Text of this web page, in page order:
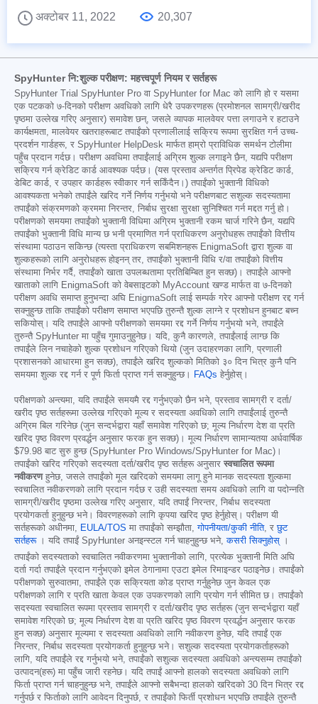
अक्टोबर 11, 2022
20,307
SpyHunter नि:शुल्क परीक्षण: महत्त्वपूर्ण नियम र सर्तहरू
SpyHunter Trial SpyHunter Pro वा SpyHunter for Mac को लागि हो र यसमा
एक पटकको ७-दिनको परीक्षण अवधिको लागि धेरै उपकरणहरू (प्रमोशनल सामग्री/खरीद
पृष्ठमा उल्लेख गरिए अनुसार) समावेश छन्, जसले व्यापक मालवेयर पत्ता लगाउने र हटाउने
कार्यक्षमता, मालवेयर खतराहरूबाट तपाईंको प्रणालीलाई सक्रिय रूपमा सुरक्षित गर्न उच्च-
प्रदर्शन गार्डहरू, र SpyHunter HelpDesk मार्फत हाम्रो प्राविधिक समर्थन टोलीमा
पहुँच प्रदान गर्दछ। परीक्षण अवधिमा तपाईंलाई अग्रिम शुल्क लगाइने छैन, यद्यपि परीक्षण
सक्रिय गर्न क्रेडिट कार्ड आवश्यक पर्दछ। (यस प्रस्ताव अन्तर्गत प्रिपेड क्रेडिट कार्ड,
डेबिट कार्ड, र उपहार कार्डहरू स्वीकार गर्न सकिँदैन।) तपाईंको भुक्तानी विधिको
आवश्यकता भनेको तपाईंले खरिद गर्ने निर्णय गर्नुभयो भने परीक्षणबाट सशुल्क सदस्यतामा
तपाईंको संक्रमणको क्रममा निरन्तर, निर्बाध सुरक्षा सुरक्षा सुनिश्चित गर्न मद्दत गर्नु हो।
परीक्षणको समयमा तपाईंको भुक्तानी विधिमा अग्रिम भुक्तानी रकम चार्ज गरिने छैन, यद्यपि
तपाईंको भुक्तानी विधि मान्य छ भनी प्रमाणित गर्न प्राधिकरण अनुरोधहरू तपाईंको वित्तीय
संस्थामा पठाउन सकिन्छ (त्यस्ता प्राधिकरण सबमिशनहरू EnigmaSoft द्वारा शुल्क वा
शुल्कहरूको लागि अनुरोधहरू होइनन् तर, तपाईंको भुक्तानी विधि र/वा तपाईंको वित्तीय
संस्थामा निर्भर गर्दै, तपाईंको खाता उपलब्धतामा प्रतिबिम्बित हुन सक्छ)। तपाईंले आफ्नो
खाताको लागि EnigmaSoft को वेबसाइटको MyAccount खण्ड मार्फत वा ७-दिनको
परीक्षण अवधि समाप्त हुनुभन्दा अघि EnigmaSoft लाई सम्पर्क गरेर आफ्नो परीक्षण रद्द गर्न
सक्नुहुन्छ ताकि तपाईंको परीक्षण समाप्त भएपछि तुरुन्तै शुल्क लाग्ने र प्रशोधन हुनबाट बच्न
सकियोस्। यदि तपाईंले आफ्नो परीक्षणको समयमा रद्द गर्ने निर्णय गर्नुभयो भने, तपाईंले
तुरुन्तै SpyHunter मा पहुँच गुमाउनुहुनेछ। यदि, कुनै कारणले, तपाईंलाई लाग्छ कि
तपाईंले लिन नचाहेको शुल्क प्रशोधन गरिएको थियो (जुन उदाहरणका लागि, प्रणाली
प्रशासनको आधारमा हुन सक्छ), तपाईंले खरिद शुल्कको मितिको ३० दिन भित्र कुनै पनि
समयमा शुल्क रद्द गर्न र पूर्ण फिर्ता प्राप्त गर्न सक्नुहुन्छ।
FAQs हेर्नुहोस्।
परीक्षणको अन्त्यमा, यदि तपाईंले समयमै रद्द गर्नुभएको छैन भने, प्रस्ताव सामग्री र दर्ता/
खरीद पृष्ठ सर्तहरूमा उल्लेख गरिएको मूल्य र सदस्यता अवधिको लागि तपाईंलाई तुरुन्तै
अग्रिम बिल गरिनेछ (जुन सन्दर्भद्वारा यहाँ समावेश गरिएको छ; मूल्य निर्धारण देश वा प्रति
खरिद पृष्ठ विवरण प्रवर्द्धन अनुसार फरक हुन सक्छ)। मूल्य निर्धारण सामान्यतया अर्धवार्षिक
$79.98 बाट सुरु हुन्छ (SpyHunter Pro Windows/SpyHunter for Mac)।
तपाईंको खरिद गरिएको सदस्यता दर्ता/खरीद पृष्ठ सर्तहरू अनुसार स्वचालित रूपमा
नवीकरणहुनेछ, जसले तपाईंको मूल खरिदको समयमा लागू हुने मानक सदस्यता शुल्कमा
स्वचालित नवीकरणको लागि प्रदान गर्दछ र उही सदस्यता समय अवधिको लागि वा पदोन्नति
सामग्री/खरीद पृष्ठमा उल्लेख गरिए अनुसार, यदि तपाईं निरन्तर, निर्बाध सदस्यता
प्रयोगकर्ता हुनुहुन्छ भने। विवरणहरूको लागि कृपया खरिद पृष्ठ हेर्नुहोस्। परीक्षण यी
सर्तहरूको अधीनमा, EULA/TOS मा तपाईंको सम्झौता,गोपनीयता/कुकी नीति, रछुट
सर्तहरू। यदि तपाईं SpyHunter अनइन्स्टल गर्न चाहनुहुन्छ भने,कसरी सिक्नुहोस् ।
तपाईंको सदस्यताको स्वचालित नवीकरणमा भुक्तानीको लागि, प्रत्येक भुक्तानी मिति अघि
दर्ता गर्दा तपाईंले प्रदान गर्नुभएको इमेल ठेगानामा एउटा इमेल रिमाइन्डर पठाइनेछ। तपाईंको
परीक्षणको सुरुवातमा, तपाईंले एक सक्रियता कोड प्राप्त गर्नुहुनेछ जुन केवल एक
परीक्षणको लागि र प्रति खाता केवल एक उपकरणको लागि प्रयोग गर्न सीमित छ। तपाईंको
सदस्यता स्वचालित रूपमा प्रस्ताव सामग्री र दर्ता/खरीद पृष्ठ सर्तहरू (जुन सन्दर्भद्वारा यहाँ
समावेश गरिएको छ; मूल्य निर्धारण देश वा प्रति खरिद पृष्ठ विवरण प्रवर्द्धन अनुसार फरक
हुन सक्छ) अनुसार मूल्यमा र सदस्यता अवधिको लागि नवीकरण हुनेछ, यदि तपाईं एक
निरन्तर, निर्बाध सदस्यता प्रयोगकर्ता हुनुहुन्छ भने। सशुल्क सदस्यता प्रयोगकर्ताहरूको
लागि, यदि तपाईंले रद्द गर्नुभयो भने, तपाईंको सशुल्क सदस्यता अवधिको अन्त्यसम्म तपाईंको
उत्पादन(हरू) मा पहुँच जारी रहनेछ। यदि तपाईं आफ्नो हालको सदस्यता अवधिको लागि
फिर्ता प्राप्त गर्न चाहनुहुन्छ भने, तपाईंले आफ्नो सबैभन्दा हालको खरिदको 30 दिन भित्र रद्द
गर्नुपर्छ र फिर्ताको लागि आवेदन दिनुपर्छ, र तपाईंको फिर्ती प्रशोधन भएपछि तपाईंले तुरुन्तै